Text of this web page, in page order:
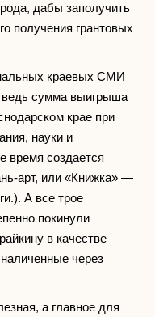
дабы заполучить
получения грантовых
краевых СМИ
ведь сумма выигрыша
крае при
науки и
время создается
арт, или «Книжка» —
А все трое
покинули
в качестве
через
а главное для